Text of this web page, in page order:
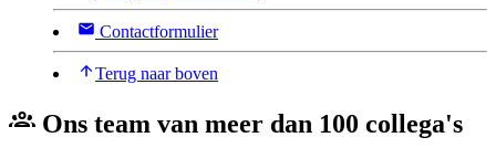
Contactformulier
Terug naar boven
Ons team van meer dan 100 collega's